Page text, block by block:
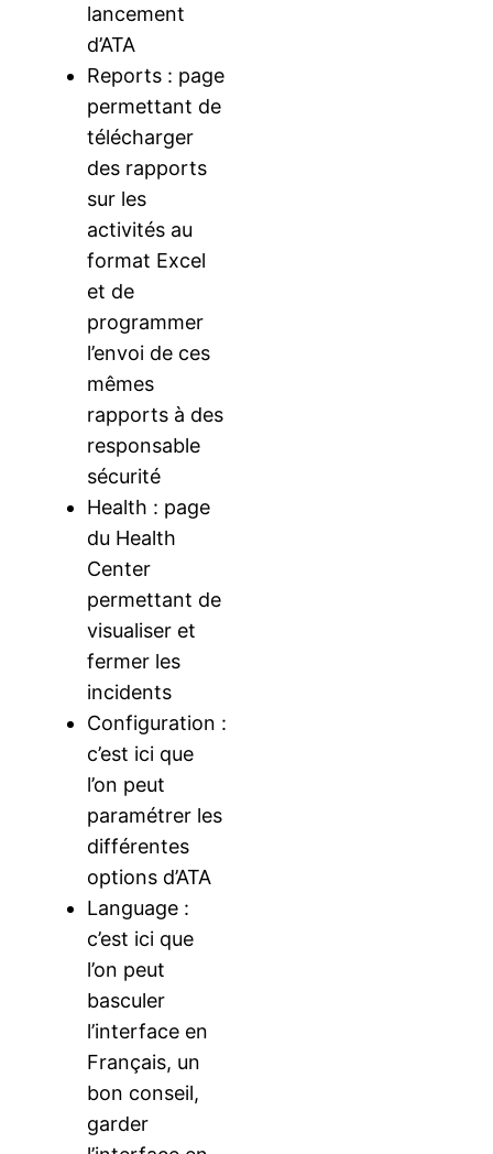
lancement
d’ATA
Reports : page
permettant de
télécharger
des rapports
sur les
activités au
format Excel
et de
programmer
l’envoi de ces
mêmes
rapports à des
responsable
sécurité
Health : page
du Health
Center
permettant de
visualiser et
fermer les
incidents
Configuration :
c’est ici que
l’on peut
paramétrer les
différentes
options d’ATA
Language :
c’est ici que
l’on peut
basculer
l’interface en
Français, un
bon conseil,
garder